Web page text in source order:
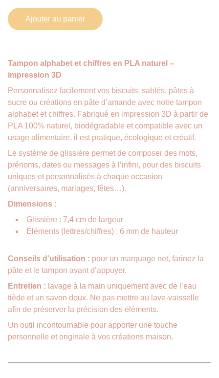
Ajouter au panier
Tampon alphabet et chiffres en PLA naturel –
impression 3D
Personnalisez facilement vos biscuits, sablés, pâtes à
sucre ou créations en pâte d’amande avec notre tampon
alphabet et chiffres. Fabriqué en impression 3D à partir de
PLA 100% naturel, biodégradable et compatible avec un
usage alimentaire, il est pratique, écologique et créatif.
Le système de glissière permet de composer des mots,
prénoms, dates ou messages à l’infini, pour des biscuits
uniques et personnalisés à chaque occasion
(anniversaires, mariages, fêtes…).
Dimensions :
Glissière : 7,4 cm de largeur
Éléments (lettres/chiffres) : 6 mm de hauteur
Conseils d’utilisation : pour un marquage net, farinez la
pâte et le tampon avant d’appuyer.
Entretien : lavage à la main uniquement avec de l’eau
tiède et un savon doux. Ne pas mettre au lave-vaisselle
afin de préserver la précision des éléments.
Un outil incontournable pour apporter une touche
personnelle et originale à vos créations maison.